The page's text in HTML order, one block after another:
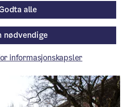
enn ett år gammel.
nødvendige
alle
informasjonskapsler